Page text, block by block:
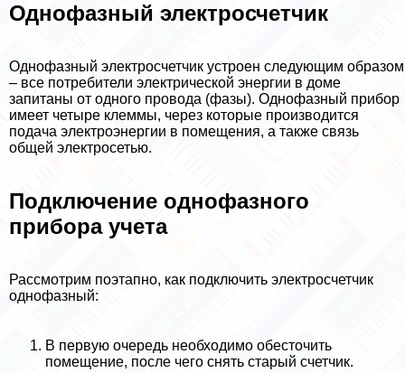
Однофазный электросчетчик
Однофазный электросчетчик устроен следующим образом
– все потребители электрической энергии в доме
запитаны от одного провода (фазы). Однофазный прибор
имеет четыре клеммы, через которые производится
подача электроэнергии в помещения, а также связь
общей электросетью.
Подключение однофазного
прибора учета
Рассмотрим поэтапно, как подключить электросчетчик
однофазный:
В первую очередь необходимо обесточить
помещение, после чего снять старый счетчик.